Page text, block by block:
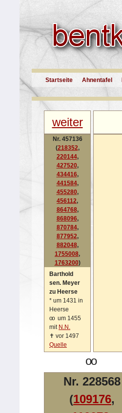
Startseite Ahnentafel
weiter
Nr. 457136
(218352,
220144,
427520,
434416,
441584,
455280,
456112,
864768,
868096,
870784,
877952,
882048,
1755008,
1763200)
Barthold
sen. Meyer
zu Heerse
* um 1431 in
Heerse
oo um 1455
mit N.N.
✝ vor 1497
Quelle
oo
Nr. 228568
(109176,